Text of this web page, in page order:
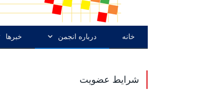
خانه درباره انجمن خبرها
شرایط عضویت